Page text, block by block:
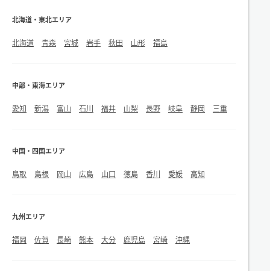
北海道・東北エリア
北海道 青森 宮城 岩手 秋田 山形 福島
中部・東海エリア
愛知 新潟 富山 石川 福井 山梨 長野 岐阜 静岡 三重
中国・四国エリア
鳥取 島根 岡山 広島 山口 徳島 香川 愛媛 高知
九州エリア
福岡 佐賀 長崎 熊本 大分 鹿児島 宮崎 沖縄